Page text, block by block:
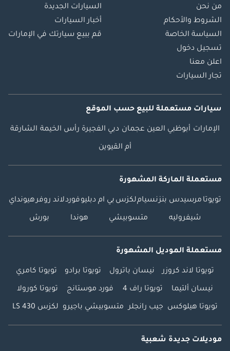
من نحن
الشروط والأحكام
السياسة الخاصة
تسجيل دخول
اعلن معنا
تجار السيارات
السيارات الجديدة
أخبار السيارات
قم ببيع سيارتك في الإمارات
سيارات مستعملة للبيع حسب الموقع
الإمارات أبوظبي العين عجمان دبي الفجيرة رأس الخيمة الشارقة
أم القيوين
مستعملة الماركة المشهورة
تويوتا مرسيدس بنزنسياملكزس بي ام دبليوفوردلاند روفرهيونداي
شيفروليه متسوبيشي هوندا بورش
مستعملة الموديل المشهورة
تويوتا لاند كروزر نيسان باترول تويوتا برادو تويوتا كامري
نيسان ألتيما تويوتا راف 4 فورد موستانج تويوتا كورولا
تويوتا هيلوكس جيب رانجلر متسوبيشي باجيرو لكزس LS 430
موديلات جديدة شعبية